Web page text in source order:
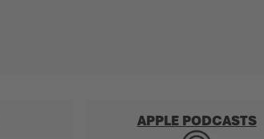
APPLE PODCASTS